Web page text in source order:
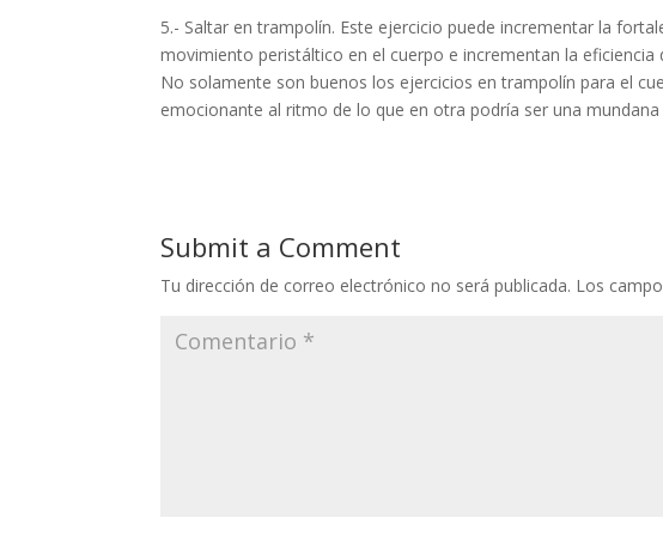
5.- Saltar en trampolín. Este ejercicio puede incrementar la
movimiento peristáltico en el cuerpo e incrementan la
No solamente son buenos los ejercicios en trampolín para el
emocionante al ritmo de lo que en otra podría ser una
Submit a Comment
Tu dirección de correo electrónico no será publicada. Los